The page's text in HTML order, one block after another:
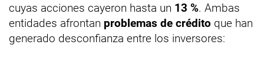
cuyas acciones cayeron hasta un 13 %. Ambas
entidades afrontan problemas de crédito que han
generado desconfianza entre los inversores: